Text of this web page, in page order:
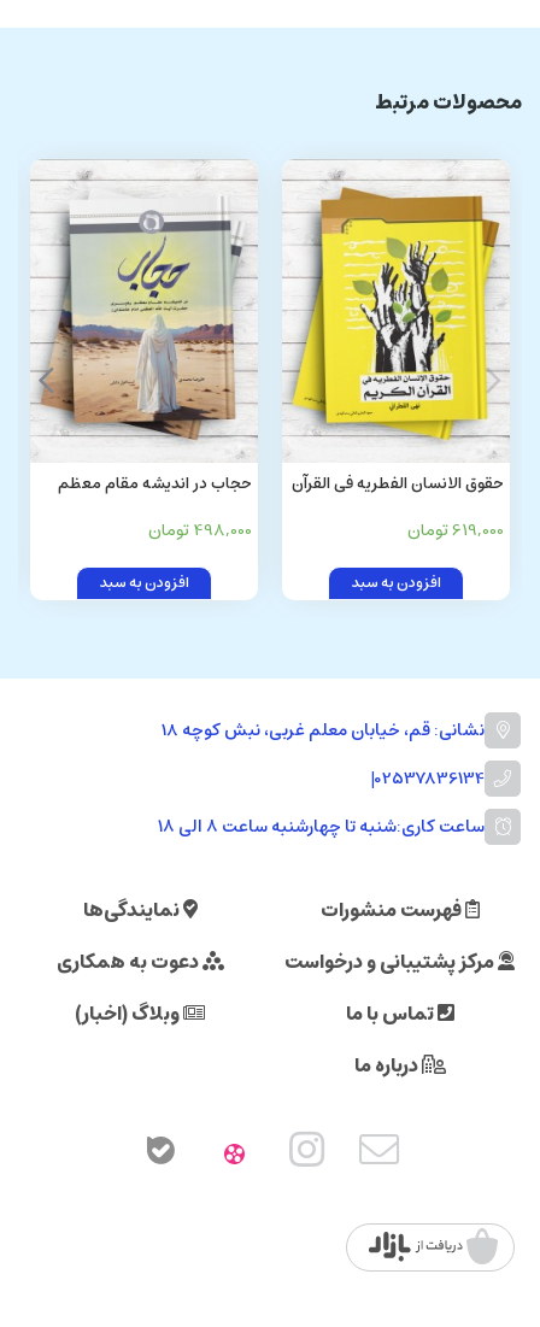
محصولات مرتبط
حقوق الانسان الفطریه فی القرآن
619,000 تومان
افزودن به سبد
حجاب در اندیشه مقام معظم
امام خامنه ای
498,000 تومان
افزودن به سبد
نشانی: قم، خیابان معلم غربی، نبش کوچه 18
02537836134
|
ساعت کاری:شنبه تا چهارشنبه ساعت ۸ الی ۱۸
فهرست منشورات
نمایندگی‌ها
مرکز پشتیبانی و درخواست
دعوت به همکاری
تماس با ما
وبلاگ (اخبار)
درباره ما